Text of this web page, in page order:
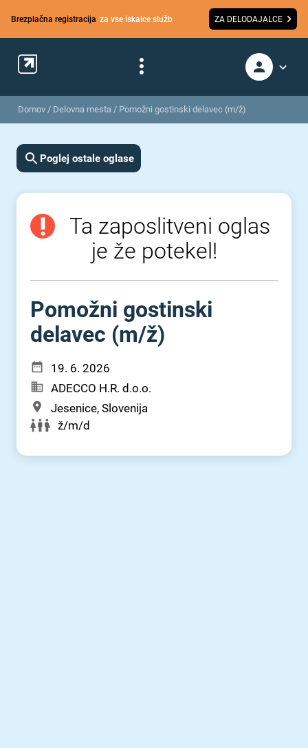
Brezplačna registracija za vse iskalce služb ZA DELODAJALCE
Domov / Delovna mesta / Pomožni gostinski delavec (m/ž)
Poglej ostale oglase
Ta zaposlitveni oglas
je že potekel!
Pomožni gostinski
delavec (m⁠/⁠ž)
19. 6. 2026
ADECCO H.R. d.o.o.
Jesenice, Slovenija
ž/m/d